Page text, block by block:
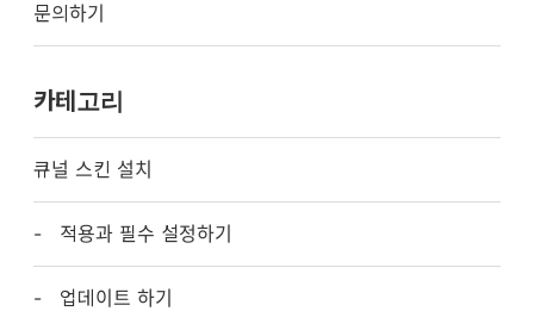
문의하기
카테고리
큐널 스킨 설치
적용과 필수 설정하기
업데이트 하기